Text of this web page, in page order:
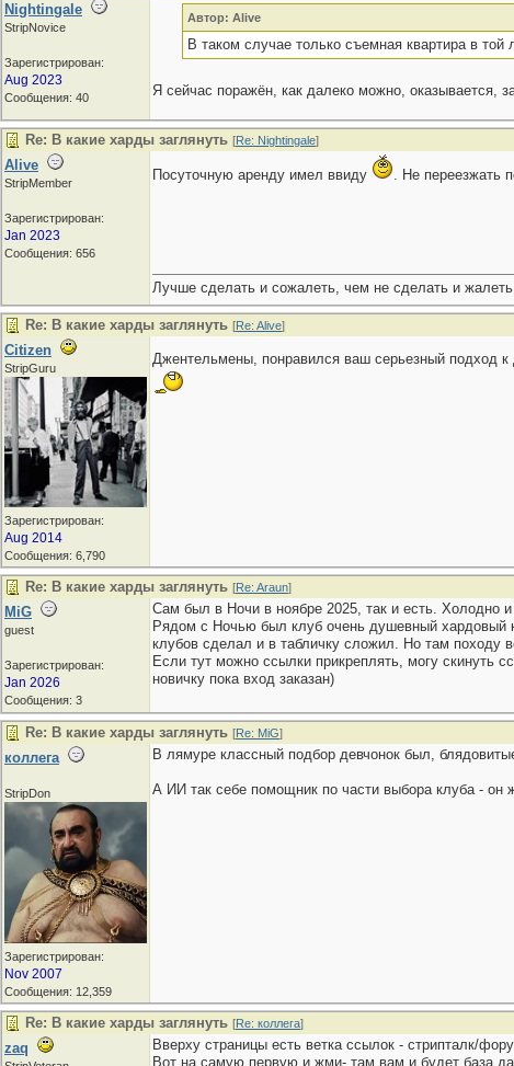
Nightingale
StripNovice
Зарегистрирован:
Aug 2023
Сообщения: 40
Автор: Alive
В таком случае только съемная квартира в той
Я сейчас поражён, как далеко можно, оказывается,
Re: В какие харды заглянуть [Re: Nightingale]
Alive
StripMember
Зарегистрирован:
Jan 2023
Сообщения: 656
Посуточную аренду имел ввиду . Не переезжать
Лучше сделать и сожалеть, чем не сделать и
Re: В какие харды заглянуть [Re: Alive]
Citizen
StripGuru
Зарегистрирован:
Aug 2014
Сообщения: 6,790
Джентельмены, понравился ваш серьезный подход к
Re: В какие харды заглянуть [Re: Araun]
MiG
guest
Зарегистрирован:
Jan 2026
Сообщения: 3
Сам был в Ночи в ноябре 2025, так и есть. Холодно и
Рядом с Ночью был клуб очень душевный хардовый
клубов сделал и в табличку сложил. Но там походу
Если тут можно ссылки прикреплять, могу скинуть
новичку пока вход заказан)
Re: В какие харды заглянуть [Re: MiG]
коллега
StripDon
Зарегистрирован:
Nov 2007
Сообщения: 12,359
В лямуре классный подбор девчонок был,
А ИИ так себе помощник по части выбора клуба - он
Re: В какие харды заглянуть [Re: коллега]
zaq
Вверху страницы есть ветка ссылок - стрипталк/
Вот на самую первую и жми- там вам и будет база